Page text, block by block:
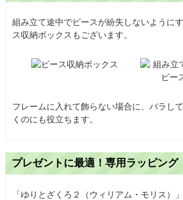
組み立て途中でピースが紛失しないように
ス収納ボックスもございます。
フレームに入れて飾らない場合に、バラし
くのにも役立ちます。
プレゼントに最適！専用ラッピング
「ゆりとざくろ２（ウィリアム・モリス）